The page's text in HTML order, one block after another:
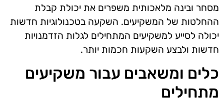
מסחר ובינה מלאכותית משפרים את יכולת קבלת
ההחלטות של המשקיעים. השקעה בטכנולוגיות חדשות
יכולה לסייע למשקיעים המתחילים לגלות הזדמנויות
חדשות ולבצע השקעות חכמות יותר.
כלים ומשאבים עבור משקיעים
מתחילים